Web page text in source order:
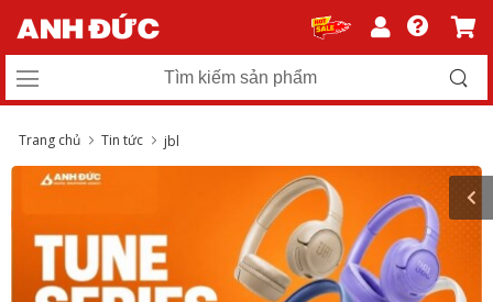
Trang chủ Tin tức jbl